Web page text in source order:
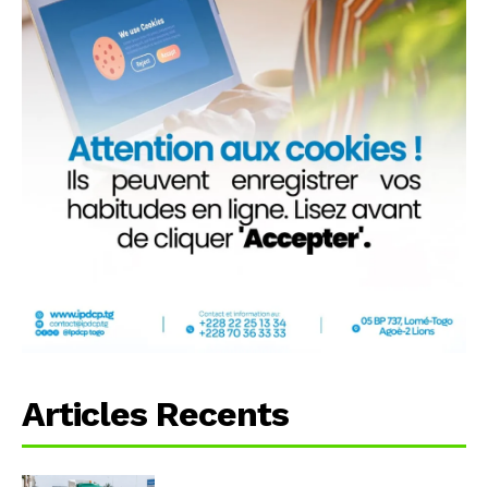
Articles Recents